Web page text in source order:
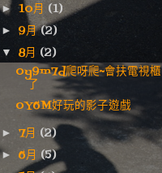
►10月 (1)
►9月(2)
▼8月 (2)
0y9m7d爬呀爬~會扶電視櫃
了
0Y6M好玩的影子遊戲
►7月 (2)
►6月(5)